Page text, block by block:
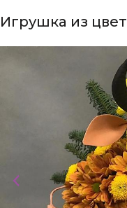
Игрушка из